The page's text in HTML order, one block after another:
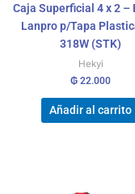
Caja Superficial 4 x 2 –
Lanpro p/Tapa
318W (STK)
Hekyi
₲ 22.000
Añadir al carrito